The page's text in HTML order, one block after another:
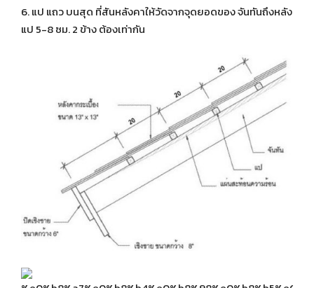
6. แป แถว บนสุด ที่สันหลังคาให้วัดจากจุดยอดของ จันทันถึงหลัง
แป 5-8 ซม. 2 ข้าง ต้องเท่ากัน